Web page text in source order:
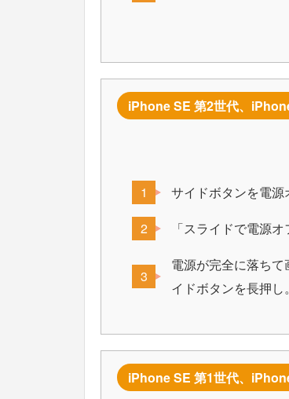
iPhone SE 第2世代、
サイドボタンを電源
「スライドで電源
電源が完全に落ち
イドボタンを長押し。
iPhone SE 第1世代、